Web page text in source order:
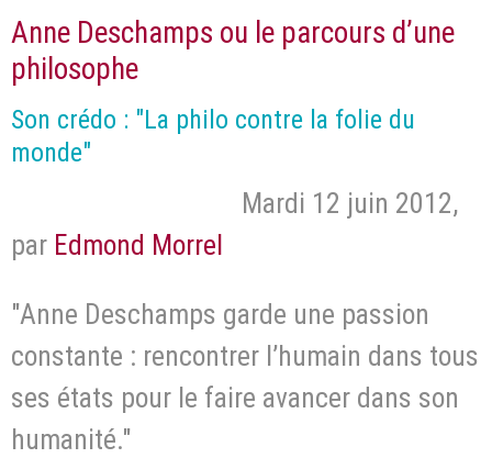
Anne Deschamps ou le parcours d’une
philosophe
Son crédo : "La philo contre la folie du
monde"
Mardi 12 juin 2012,
par Edmond Morrel
"Anne Deschamps garde une passion
constante : rencontrer l’humain dans tous
ses états pour le faire avancer dans son
humanité."